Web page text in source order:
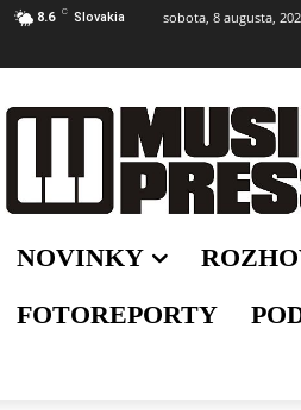
8.6 C Slovakia sobota, 8 augusta,
NOVINKY
FOTOREPORTY